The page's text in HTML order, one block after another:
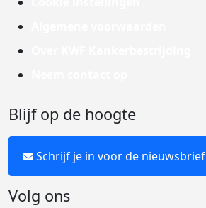
Blijf op de hoogte
Schrijf je in voor de nieuwsbrief
Volg ons